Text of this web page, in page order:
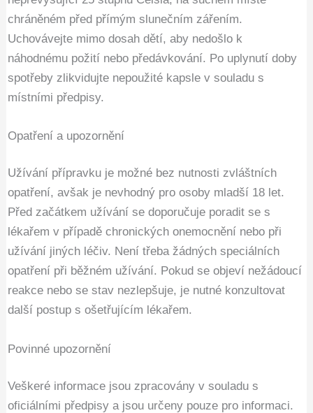
chráněném před přímým slunečním zářením.
Uchovávejte mimo dosah dětí, aby nedošlo k
náhodnému požití nebo předávkování. Po uplynutí doby
spotřeby zlikvidujte nepoužité kapsle v souladu s
místními předpisy.
Opatření a upozornění
Užívání přípravku je možné bez nutnosti zvláštních
opatření, avšak je nevhodný pro osoby mladší 18 let.
Před začátkem užívání se doporučuje poradit se s
lékařem v případě chronických onemocnění nebo při
užívání jiných léčiv. Není třeba žádných speciálních
opatření při běžném užívání. Pokud se objeví nežádoucí
reakce nebo se stav nezlepšuje, je nutné konzultovat
další postup s ošetřujícím lékařem.
Povinné upozornění
Veškeré informace jsou zpracovány v souladu s
oficiálními předpisy a jsou určeny pouze pro informaci.